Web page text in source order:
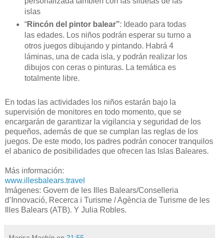
islas
“Rincón del pintor balear”: Ideado para todas
las edades. Los niños podrán esperar su turno a
otros juegos dibujando y pintando. Habrá 4
láminas, una de cada isla, y podrán realizar los
dibujos con ceras o pinturas. La temática es
totalmente libre.
En todas las actividades los niños estarán bajo la
supervisión de monitores en todo momento, que se
encargarán de garantizar la vigilancia y seguridad de los
pequeños, además de que se cumplan las reglas de los
juegos. De este modo, los padres podrán conocer tranquilos
el abanico de posibilidades que ofrecen las Islas Baleares.
Más información:
www.illesbalears.travel
Imágenes: Govern de les Illes Balears/Conselleria
d’Innovació, Recerca i Turisme / Agència de Turisme de les
Illes Balears (ATB). Y Julia Robles.